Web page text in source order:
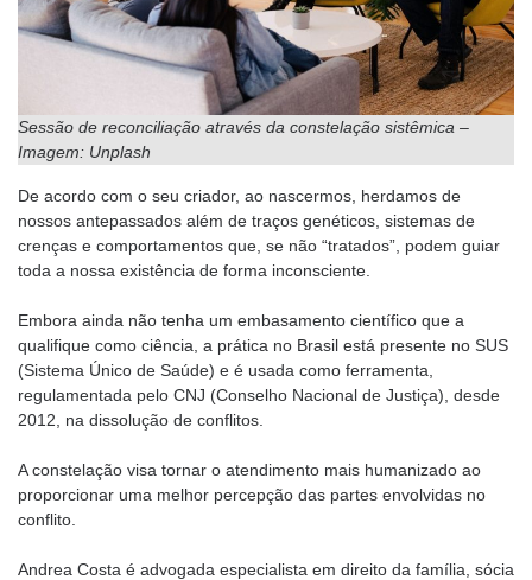
Sessão de reconciliação através da constelação sistêmica –
Imagem: Unplash
De acordo com o seu criador, ao nascermos, herdamos de
nossos antepassados além de traços genéticos, sistemas de
crenças e comportamentos que, se não “tratados”, podem guiar
toda a nossa existência de forma inconsciente.
Embora ainda não tenha um embasamento científico que a
qualifique como ciência, a prática no Brasil está presente no SUS
(Sistema Único de Saúde) e é usada como ferramenta,
regulamentada pelo CNJ (Conselho Nacional de Justiça), desde
2012, na dissolução de conflitos.
A constelação visa tornar o atendimento mais humanizado ao
proporcionar uma melhor percepção das partes envolvidas no
conflito.
Andrea Costa é advogada especialista em direito da família, sócia